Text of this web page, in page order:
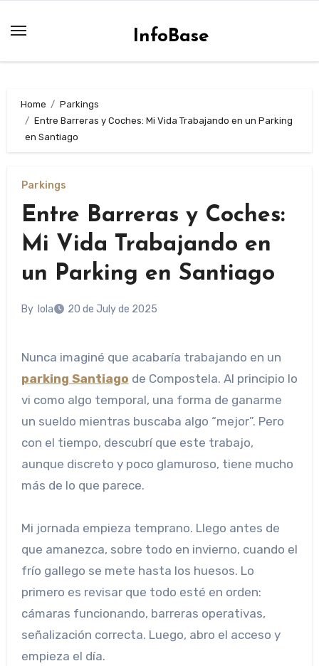
InfoBase
Home
Parkings
Entre Barreras y Coches: Mi Vida Trabajando en un Parking
en Santiago
Parkings
Entre Barreras y Coches:
Mi Vida Trabajando en
un Parking en Santiago
By lola 20 de July de 2025
Nunca imaginé que acabaría trabajando en un
parking Santiago de Compostela. Al principio lo
vi como algo temporal, una forma de ganarme
un sueldo mientras buscaba algo “mejor”. Pero
con el tiempo, descubrí que este trabajo,
aunque discreto y poco glamuroso, tiene mucho
más de lo que parece.
Mi jornada empieza temprano. Llego antes de
que amanezca, sobre todo en invierno, cuando el
frío gallego se mete hasta los huesos. Lo
primero es revisar que todo esté en orden:
cámaras funcionando, barreras operativas,
señalización correcta. Luego, abro el acceso y
empieza el día.